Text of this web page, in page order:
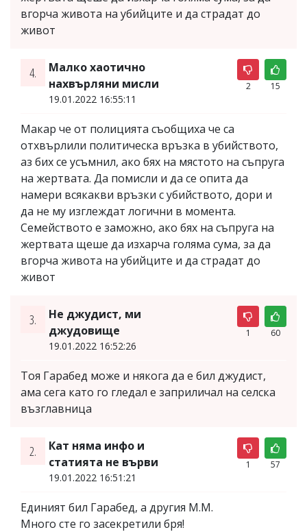
вгорча живота на убийците и да страдат до
живот
4.
Малко хаотично
нахвърляни мисли
19.01.2022 16:55:11
2 15
Макар че от полицията съобщиха че са
отхвърлили политическа връзка в убийството,
аз бих се усъмнил, ако бях на мястото на съпруга
на жертвата. Да помисли и да се опита да
намери всякакви връзки с убийството, дори и
да не му изглеждат логични в момента.
Семейството е заможно, ако бях на съпруга на
жертвата щеше да изхарча голяма сума, за да
вгорча живота на убийците и да страдат до
живот
3.
Не джудист, ми
джудовище
19.01.2022 16:52:26
1 60
Тоя Гарабед може и някога да е бил джудист,
ама сега като го гледал е заприличал на селска
възглавница
2.
Кат няма инфо и
статията не върви
19.01.2022 16:51:21
1 57
Единият бил Гарабед, а другия М.М.
Много сте го засекретили бря!